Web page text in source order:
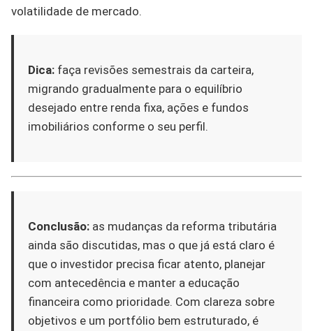
volatilidade de mercado.
Dica: faça revisões semestrais da carteira,
migrando gradualmente para o equilíbrio
desejado entre renda fixa, ações e fundos
imobiliários conforme o seu perfil.
Conclusão: as mudanças da reforma tributária
ainda são discutidas, mas o que já está claro é
que o investidor precisa ficar atento, planejar
com antecedência e manter a educação
financeira como prioridade. Com clareza sobre
objetivos e um portfólio bem estruturado, é